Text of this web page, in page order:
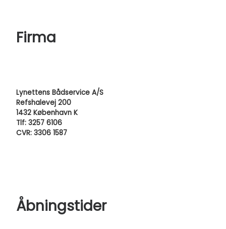
Firma
Lynettens Bådservice A/S
Refshalevej 200
1432 København K
Tlf: 3257 6106
CVR: 3306 1587
Åbningstider